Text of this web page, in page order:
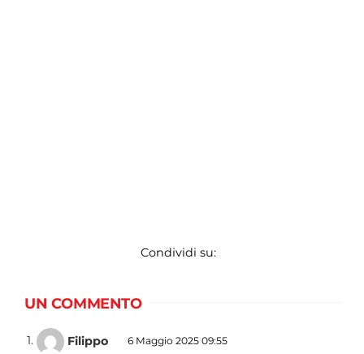
Condividi su:
UN COMMENTO
Filippo 6 Maggio 2025 09:55